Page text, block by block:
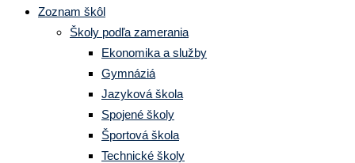
Zoznam škôl
Školy podľa zamerania
Ekonomika a služby
Gymnáziá
Jazyková škola
Spojené školy
Športová škola
Technické školy